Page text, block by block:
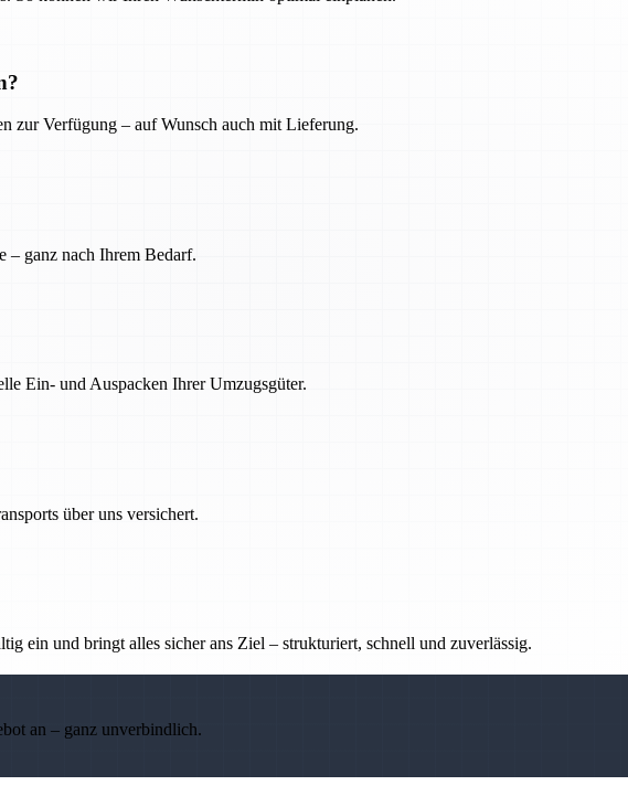
zur Verfügung – auf Wunsch auch mit Lieferung.
– ganz nach Ihrem Bedarf.
Ein- und Auspacken Ihrer Umzugsgüter.
über uns versichert.
ein und bringt alles sicher ans Ziel – strukturiert, schnell und zuverlässig.
an – ganz unverbindlich.